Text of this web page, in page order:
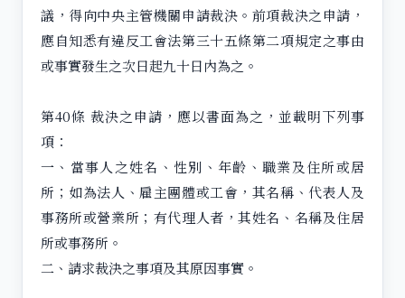
議，得向中央主管機關申請裁決。前項裁決之申請，
應自知悉有違反工會法第三十五條第二項規定之事由
或事實發生之次日起九十日內為之。
第40條 裁決之申請，應以書面為之，並載明下列事
項：
一、當事人之姓名、性別、年齡、職業及住所或居
所；如為法人、雇主團體或工會，其名稱、代表人及
事務所或營業所；有代理人者，其姓名、名稱及住居
所或事務所。
二、請求裁決之事項及其原因事實。